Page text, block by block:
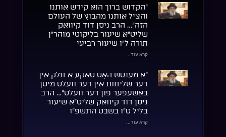
“הקדוש ברוך הוא קידש אותנו
והציל אותנו מהבוץ של העולם
הזה”… הרב ניסן דוד קיוואק
שליט”א שיעור בליקוטי מוהר”ן
תורה ל”ו שיעור רביעי
קרא עוד...
“אַ מענטש האָט טאַקע אַ חלק אין
דער שליחות אין דער וועלט מיטן
באַשעפֿער פֿון דער וועלט”… הרב
ניסן דוד קיוואק שליט”א שיעור
בליל ט”ו בשבט התשפ”ו
קרא עוד...